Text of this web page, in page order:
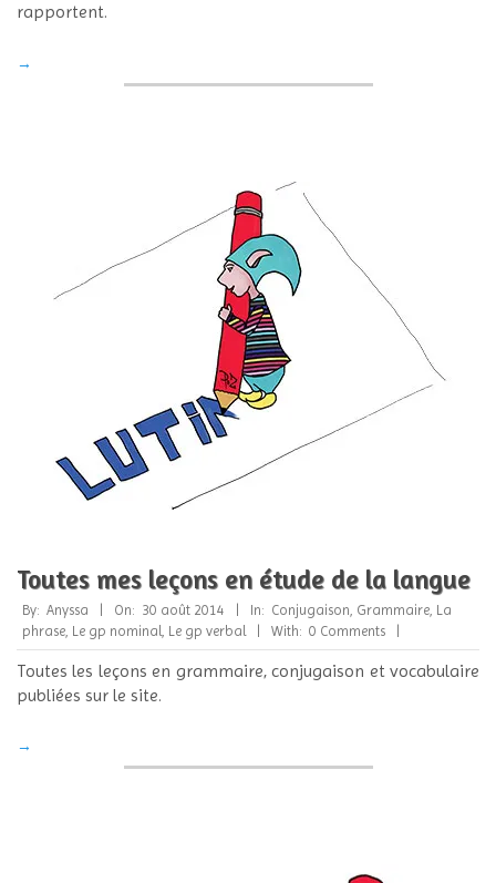
rapportent.
→
Toutes mes leçons en étude de la langue
2014-
08-
30
By: Anyssa On: 30 août 2014 In: Conjugaison Grammaire La
phrase Le gp nominal Le gp verbal With: 0 Comments
Toutes les leçons en grammaire, conjugaison et vocabulaire
publiées sur le site.
→